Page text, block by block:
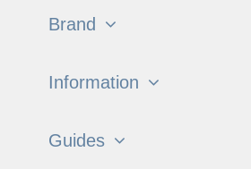
Brand
Information
Guides